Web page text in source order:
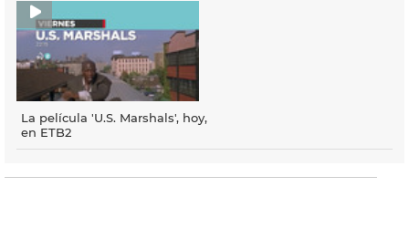
La película 'U.S. Marshals', hoy,
en ETB2